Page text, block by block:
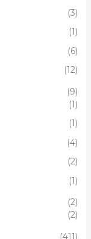
(3)
(1)
(6)
(12)
(9)
(1)
(1)
(4)
(2)
(1)
(2)
(2)
(411)